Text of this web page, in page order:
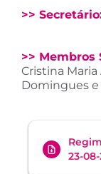
>>
>> Membros
Cristina Maria
Domingues e
23-